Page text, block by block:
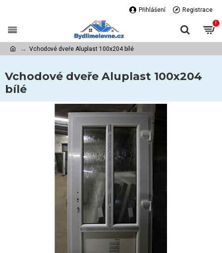
Přihlášení Registrace
!
Vchodové dveře Aluplast 100x204 bílé
Vchodové dveře Aluplast 100x204
bílé